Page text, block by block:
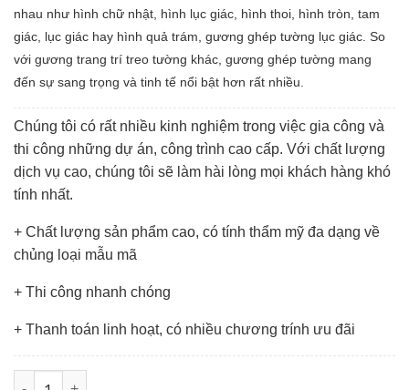
nhau như hình chữ nhật, hình lục giác, hình thoi, hình tròn, tam
giác, lục giác hay hình quả trám, gương ghép tường lục giác. So
với gương trang trí treo tường khác, gương ghép tường mang
đến sự sang trọng và tinh tế nổi bật hơn rất nhiều.
Chúng tôi có rất nhiều kinh nghiệm trong việc gia công và
thi công những dự án, công trình cao cấp. Với chất lượng
dịch vụ cao, chúng tôi sẽ làm hài lòng mọi khách hàng khó
tính nhất.
+ Chất lượng sản phẩm cao, có tính thẩm mỹ đa dạng về
chủng loại mẫu mã
+ Thi công nhanh chóng
+ Thanh toán linh hoạt, có nhiều chương trính ưu đãi